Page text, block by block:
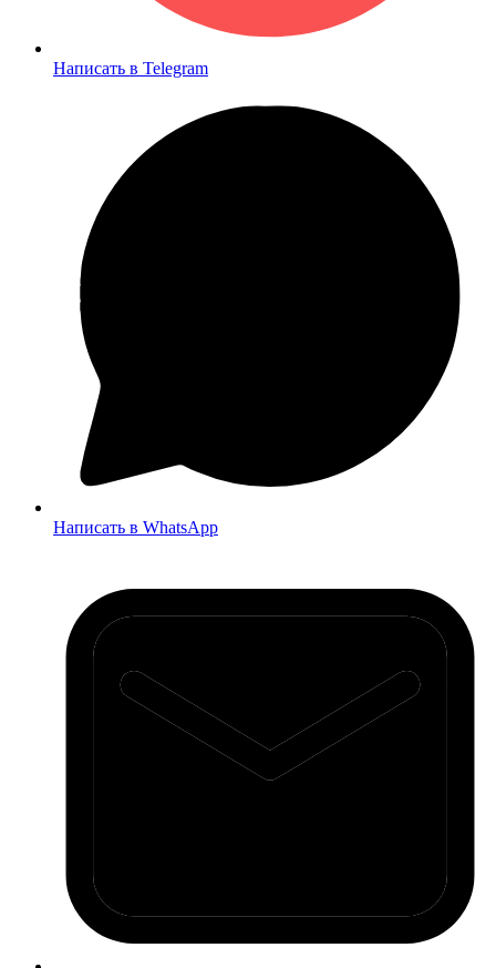
Написать в Telegram
Написать в WhatsApp